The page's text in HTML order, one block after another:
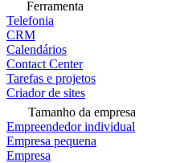
Ferramenta
Telefonia
CRM
Calendários
Contact Center
Tarefas e projetos
Criador de sites
Tamanho da empresa
Empreendedor individual
Empresa pequena
Empresa